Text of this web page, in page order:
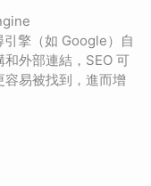
擎（如 Google）自
外部連結，SEO 可
易被找到，進而增